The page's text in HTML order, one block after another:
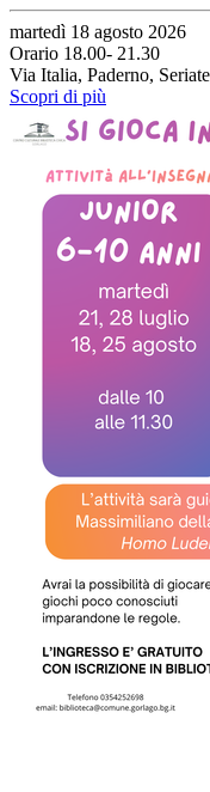
martedì 18 agosto 2026
Orario 18.00- 21.30
Via Italia, Paderno,
Scopri di più